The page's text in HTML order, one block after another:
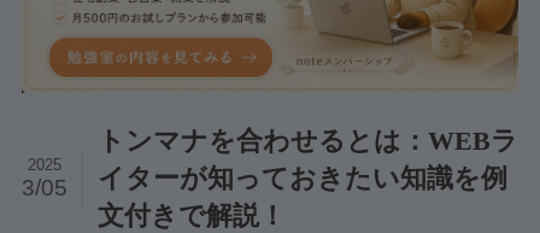
トンマナを合わせるとは：WEBラ
イターが知っておきたい知識を例
文付きで解説！
2025
3/05